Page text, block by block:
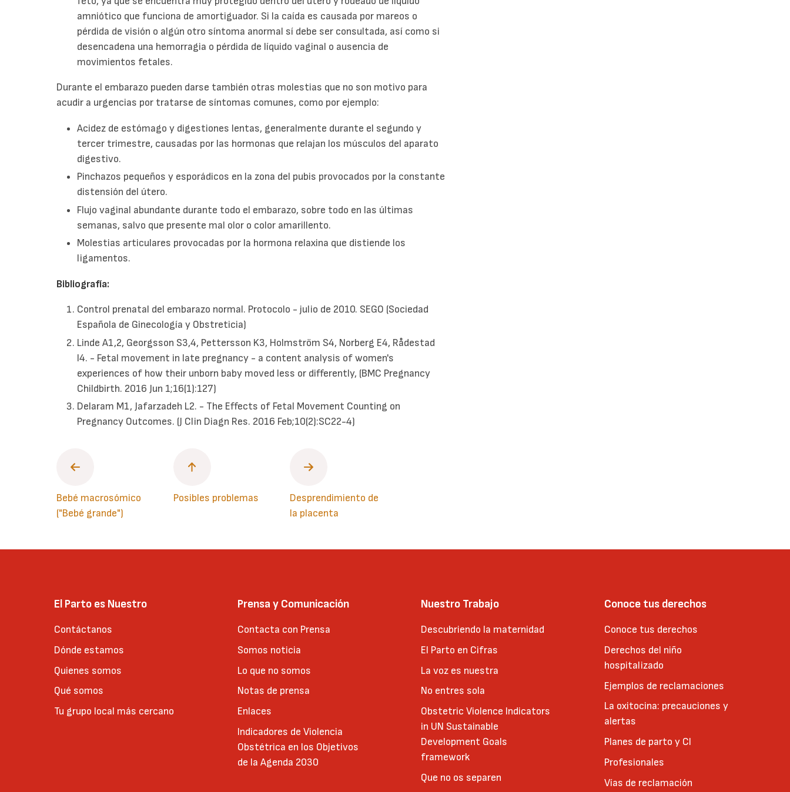
amniótico que funciona de amortiguador. Si la caída es causada por mareos o
pérdida de visión o algún otro síntoma anormal sí debe ser consultada, así como si
desencadena una hemorragia o pérdida de líquido vaginal o ausencia de
movimientos fetales.
Durante el embarazo pueden darse también otras molestias que no son motivo para
acudir a urgencias por tratarse de síntomas comunes, como por ejemplo:
Acidez de estómago y digestiones lentas, generalmente durante el segundo y
tercer trimestre, causadas por las hormonas que relajan los músculos del aparato
digestivo.
Pinchazos pequeños y esporádicos en la zona del pubis provocados por la constante
distensión del útero.
Flujo vaginal abundante durante todo el embarazo, sobre todo en las últimas
semanas, salvo que presente mal olor o color amarillento.
Molestias articulares provocadas por la hormona relaxina que distiende los
ligamentos.
Bibliografía:
Control prenatal del embarazo normal. Protocolo - julio de 2010. SEGO (Sociedad
Española de Ginecología y Obstreticia)
Linde A1,2, Georgsson S3,4, Pettersson K3, Holmström S4, Norberg E4, Rådestad
I4. - Fetal movement in late pregnancy - a content analysis of women's
experiences of how their unborn baby moved less or differently, (BMC Pregnancy
Childbirth. 2016 Jun 1;16(1):127)
Delaram M1, Jafarzadeh L2. - The Effects of Fetal Movement Counting on
Pregnancy Outcomes. (J Clin Diagn Res. 2016 Feb;10(2):SC22-4)
Bebé macrosómico
("Bebé grande")
Posibles problemas
Desprendimiento de
la placenta
El Parto es Nuestro
Contáctanos
Dónde estamos
Quienes somos
Qué somos
Tu grupo local más cercano
Prensa y Comunicación
Contacta con Prensa
Somos noticia
Lo que no somos
Notas de prensa
Enlaces
Indicadores de Violencia
Obstétrica en los Objetivos
de la Agenda 2030
Nuestro Trabajo
Descubriendo la maternidad
El Parto en Cifras
La voz es nuestra
No entres sola
Obstetric Violence Indicators
in UN Sustainable
Development Goals
framework
Que no os separen
Conoce tus derechos
Conoce tus derechos
Derechos del niño
hospitalizado
Ejemplos de reclamaciones
La oxitocina: precauciones y
alertas
Planes de parto y CI
Profesionales
Vías de reclamación